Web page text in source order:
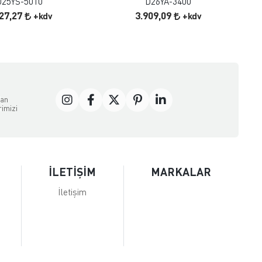
+kdv 3.909,09 +kdv
İLETİŞİM
İletişim
MARKALAR